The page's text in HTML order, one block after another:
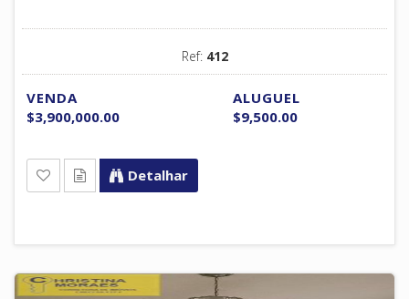
Ref: 412
VENDA
$3,900,000.00
ALUGUEL
$9,500.00
Detalhar